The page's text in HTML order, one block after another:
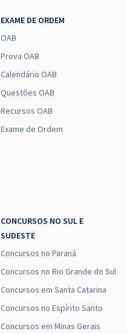
EXAME DE ORDEM
OAB
Prova OAB
Calendário OAB
Questões OAB
Recursos OAB
Exame de Ordem
CONCURSOS NO SUL E
SUDESTE
Concursos no Paraná
Concursos no Rio Grande do Sul
Concursos em Santa Catarina
Concursos no Espírito Santo
Concursos em Minas Gerais